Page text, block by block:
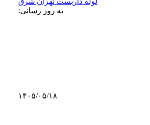
به روز رسانی:
۱۴۰۵/۰۵/۱۸